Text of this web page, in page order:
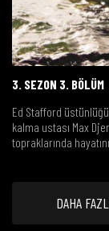
3. SEZON 3. BÖLÜM
Ed Stafford
kalma ustası Max
topraklarında
DAHA